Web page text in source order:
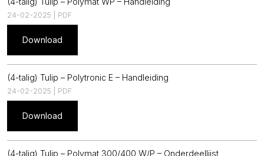
24-02-2025 | PDF
Download
(4-talig) Tulip – Polytronic E – Handleiding
24-02-2025 | PDF
Download
(4-talig) Tulip – Polymat 300/400 W/P – Onderdeellijst